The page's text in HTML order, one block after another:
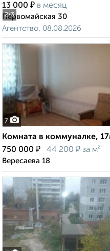
2/3
13 000 ₽ в месяц
Первомайская 30
Агентство, 08.08.2026
7
Комната в коммуналке,
750 000 ₽ 44 200 ₽ за м²
Вересаева 18